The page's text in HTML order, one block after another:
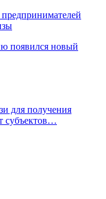
появился новый
для получения
субъектов…